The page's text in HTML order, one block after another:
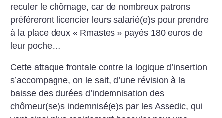
reculer le chômage, car de nombreux patrons
préféreront licencier leurs salarié(e)s pour prendre
à la place deux « Rmastes » payés 180 euros de
leur poche…
Cette attaque frontale contre la logique d’insertion
s’accompagne, on le sait, d’une révision à la
baisse des durées d’indemnisation des
chômeur(se)s indemnisé(e)s par les Assedic, qui